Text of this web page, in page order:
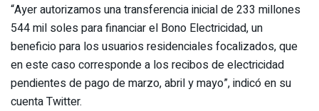
“Ayer autorizamos una transferencia inicial de 233 millones
544 mil soles para financiar el Bono Electricidad, un
beneficio para los usuarios residenciales focalizados, que
en este caso corresponde a los recibos de electricidad
pendientes de pago de marzo, abril y mayo”, indicó en su
cuenta Twitter.